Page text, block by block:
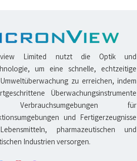
Limited nutzt die Optik und
um eine schnelle, echtzeitige
zu erreichen, indem
Überwachungsinstrumente
für
und Fertigerzeugnisse
pharmazeutischen und
Industrien versorgen.